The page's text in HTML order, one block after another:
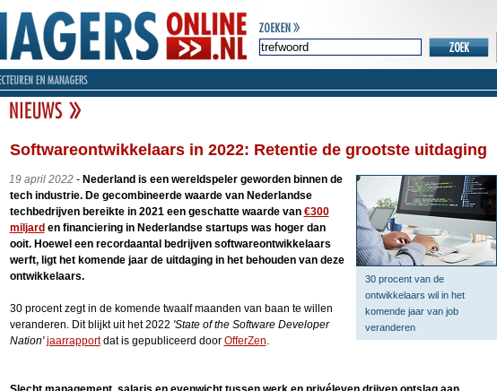
Softwareontwikkelaars in 2022: Retentie de grootste uitdaging
30 procent van de
ontwikkelaars wil in het
komende jaar van job
veranderen
19 april 2022- Nederland is een wereldspeler geworden binnen de
tech industrie. De gecombineerde waarde van Nederlandse
techbedrijven bereikte in 2021 een geschatte waarde van €300
miljard en financiering in Nederlandse startups was hoger dan
ooit. Hoewel een recordaantal bedrijven softwareontwikkelaars
werft, ligt het komende jaar de uitdaging in het behouden van deze
ontwikkelaars.
30 procent zegt in de komende twaalf maanden van baan te willen
veranderen. Dit blijkt uit het 2022 'State of the Software Developer
Nation' jaarrapportdat is gepubliceerd door OfferZen.